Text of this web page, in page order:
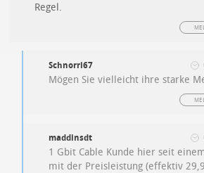
Regel.
Schnorri67
Mögen Sie vielleicht ihre starke
maddinsdt
1 Gbit Cable Kunde hier seit
mit der Preisleistung (effektiv